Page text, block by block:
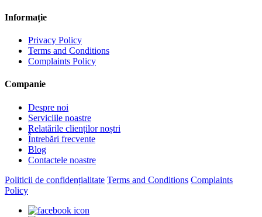
Informație
Privacy Policy
Terms and Conditions
Complaints Policy
Companie
Despre noi
Serviciile noastre
Relatările clienților noștri
Întrebări frecvente
Blog
Contactele noastre
Politicii de confidențialitate Terms and Conditions Complaints
Policy